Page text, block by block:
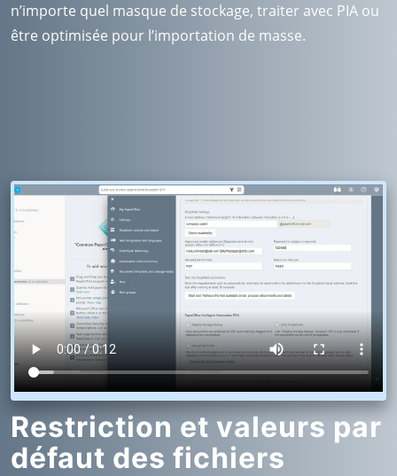
n’importe quel masque de stockage, traiter avec PIA ou
être optimisée pour l’importation de masse.
Restriction et valeurs par
défaut des fichiers